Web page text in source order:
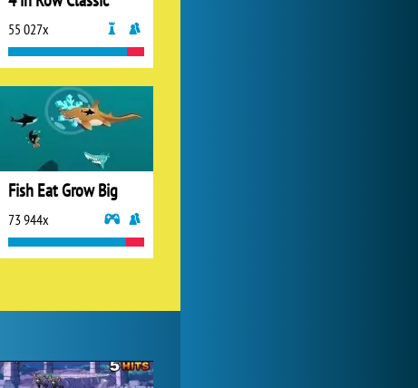
55 027x
Fish Eat Grow Big
73 944x
World of Tanks
1 822 547x
Forge of Empires